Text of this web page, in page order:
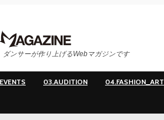
ンサーが作り上げるWebマガジンです
03.AUDITION 04.FASHION_ART